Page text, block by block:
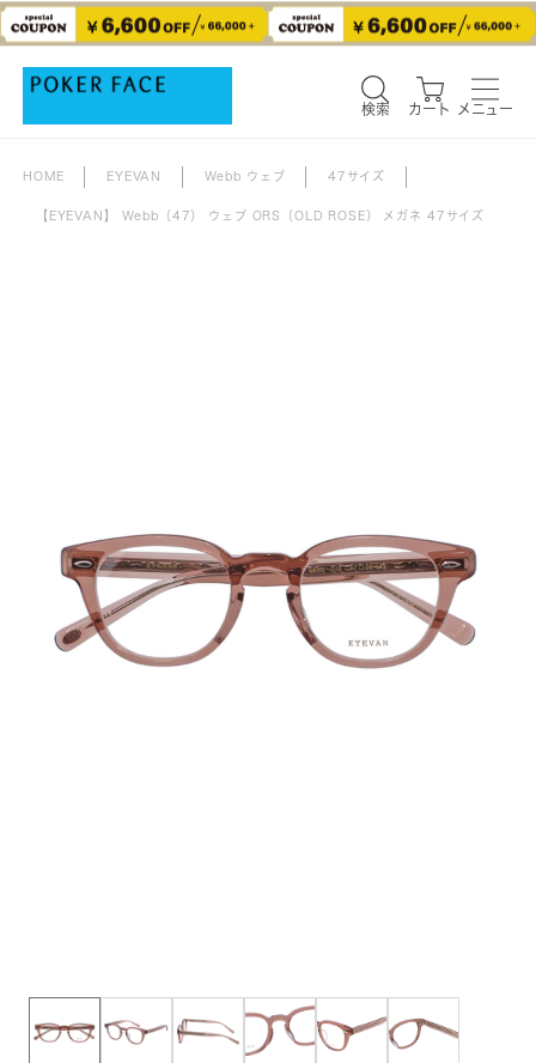
検索 カート メニュー
HOME EYEVAN Webb ウェブ 47サイズ
【EYEVAN】 Webb（47） ウェブ ORS（OLD ROSE） メガネ 47サイズ